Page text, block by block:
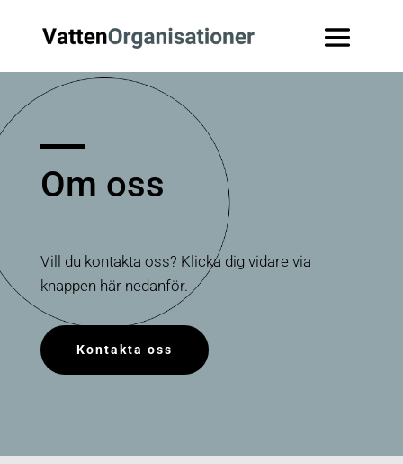
Om oss
Vill du kontakta oss? Klicka dig vidare via
knappen här nedanför.
Kontakta oss